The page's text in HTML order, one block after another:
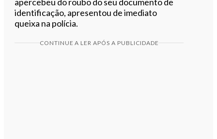
identificação, apresentou de imediato
queixa na polícia.
CONTINUE A LER APÓS A PUBLICIDADE